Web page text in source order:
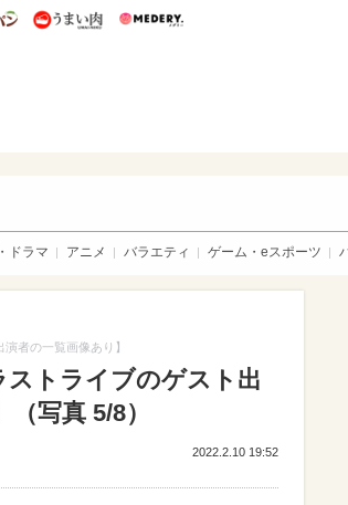
し うまいパン うまい肉
ドラマ アニメ バラエティ ゲーム・eスポーツ
者の一覧画像あり】
ストライブのゲスト出
写真 5/8）
2022.2.10 19:52